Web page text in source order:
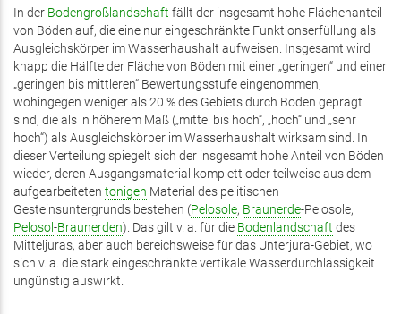
In der Bodengroßlandschaft fällt der insgesamt hohe Flächenanteil
von Böden auf, die eine nur eingeschränkte Funktionserfüllung als
Ausgleichskörper im Wasserhaushalt aufweisen. Insgesamt wird
knapp die Hälfte der Fläche von Böden mit einer „geringen“ und einer
„geringen bis mittleren“ Bewertungsstufe eingenommen,
wohingegen weniger als 20 % des Gebiets durch Böden geprägt
sind, die als in höherem Maß („mittel bis hoch“, „hoch“ und „sehr
hoch“) als Ausgleichskörper im Wasserhaushalt wirksam sind. In
dieser Verteilung spiegelt sich der insgesamt hohe Anteil von Böden
wieder, deren Ausgangsmaterial komplett oder teilweise aus dem
aufgearbeiteten tonigen Material des pelitischen
Gesteinsuntergrunds bestehen (Pelosole, Braunerde-Pelosole,
Pelosol-Braunerden). Das gilt v. a. für die Bodenlandschaft des
Mitteljuras, aber auch bereichsweise für das Unterjura-Gebiet, wo
sich v. a. die stark eingeschränkte vertikale Wasserdurchlässigkeit
ungünstig auswirkt.